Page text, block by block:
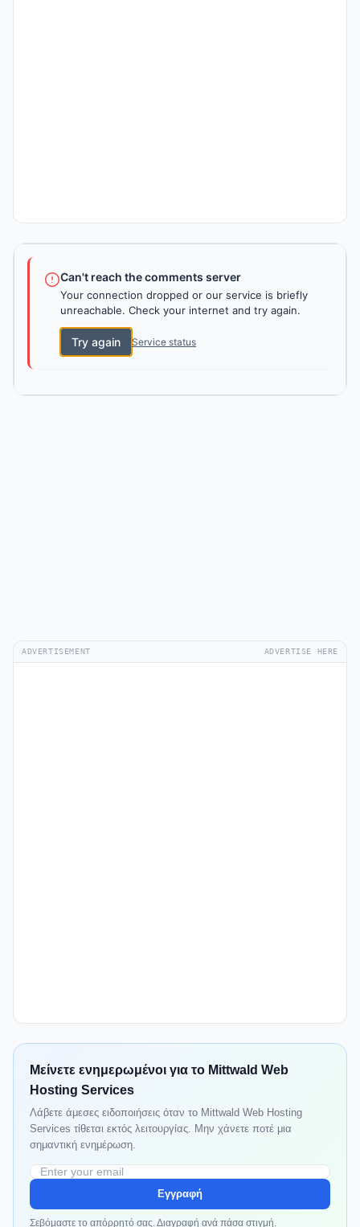
Can't reach the comments server
Your connection dropped or our service is briefly
unreachable. Check your internet and try again.
Try again Service status
ADVERTISEMENT ADVERTISE HERE
Μείνετε ενημερωμένοι για το Mittwald Web
Hosting Services
Λάβετε άμεσες ειδοποιήσεις όταν το Mittwald Web Hosting
Services τίθεται εκτός λειτουργίας. Μην χάνετε ποτέ μια
σημαντική ενημέρωση.
Εγγραφή
Σεβόμαστε το απόρρητό σας. Διαγραφή ανά πάσα στιγμή.